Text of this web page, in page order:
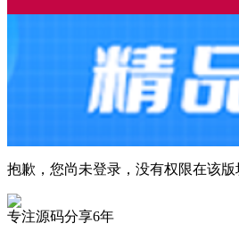
抱歉，您尚未登录，没有权限在该版
专注源码分享6年